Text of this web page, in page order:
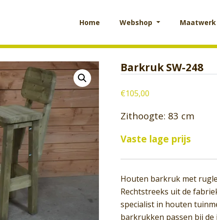
Home Webshop Maatwerk
Barkruk SW-248
€105,00
Zithoogte: 83 cm
Vaste lage prijs
Houten barkruk met
Rechtstreeks uit de
specialist in houten
barkrukken passen bij